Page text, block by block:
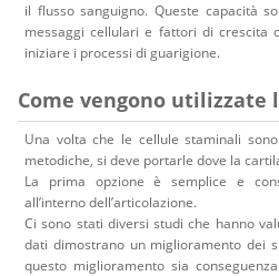
il flusso sanguigno. Queste capacità
messaggi cellulari e fattori di crescita
iniziare i processi di guarigione.
Come vengono
Una volta che le cellule staminali
metodiche, si deve portarle dove la
La prima opzione è semplice e
all’interno dell’articolazione.
Ci sono stati diversi studi che hanno
dati dimostrano un miglioramento dei
questo miglioramento sia